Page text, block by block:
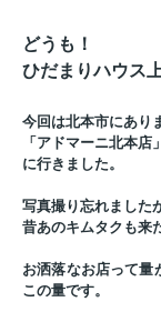
どうも！
ひだまりハウス
今回は北本市にあり
「アドマーニ北本店」
に行きました。
写真撮り忘れました
昔あのキムタクも来
お洒落なお店って量
この量です。